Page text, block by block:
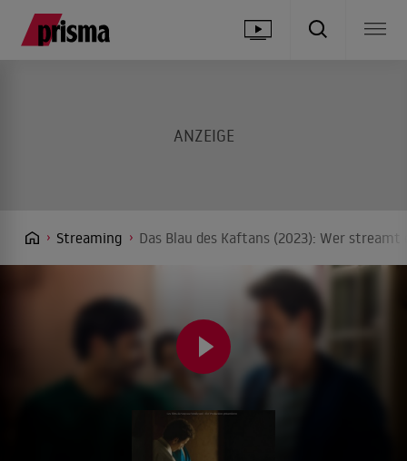
Streaming Das Blau des Kaftans (2023): Wer